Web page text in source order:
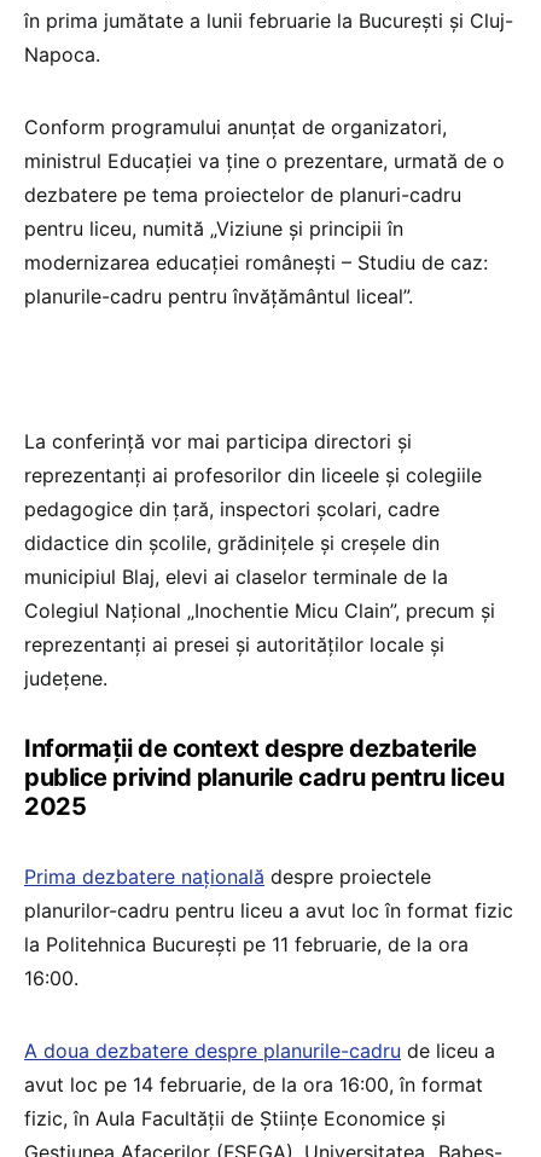
în prima jumătate a lunii februarie la București și Cluj-
Napoca.
Conform programului anunțat de organizatori,
ministrul Educației va ține o prezentare, urmată de o
dezbatere pe tema proiectelor de planuri-cadru
pentru liceu, numită „Viziune și principii în
modernizarea educației românești – Studiu de caz:
planurile-cadru pentru învățământul liceal”.
La conferință vor mai participa directori și
reprezentanți ai profesorilor din liceele și colegiile
pedagogice din țară, inspectori școlari, cadre
didactice din școlile, grădinițele și creșele din
municipiul Blaj, elevi ai claselor terminale de la
Colegiul Național „Inochentie Micu Clain”, precum și
reprezentanți ai presei și autorităților locale și
județene.
Informații de context despre dezbaterile
publice privind planurile cadru pentru liceu
2025
Prima dezbatere națională despre proiectele
planurilor-cadru pentru liceu a avut loc în format fizic
la Politehnica București pe 11 februarie, de la ora
16:00.
A doua dezbatere despre planurile-cadru de liceu a
avut loc pe 14 februarie, de la ora 16:00, în format
fizic, în Aula Facultății de Științe Economice și
Gestiunea Afacerilor (FSEGA), Universitatea „Babeș-